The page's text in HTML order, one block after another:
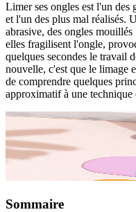
Limer ses ongles est l'un des
et l'un des plus mal réalisés.
abrasive, des ongles
elles fragilisent l'ongle,
quelques secondes le travail
nouvelle, c'est que le limage
de comprendre quelques
approximatif à une technique
Sommaire